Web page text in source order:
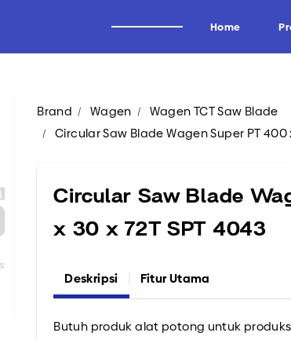
Home
Alat Potong Industri
Industri Tissue
Industri Logam
Industri Tembakau
Industri Plastik
Industri Pipa HDPE & PVC
Brand
Uddeholm
Forrezienne
Midaci
Kadur TCT
Brand Wagen
Wagen TCT Saw Blade
Circular Saw Blade Wagen Super PT 400
Circular Saw Blade
x 30 x 72T SPT 4043
Deskripsi Fitur Utama
Butuh produk alat potong untuk